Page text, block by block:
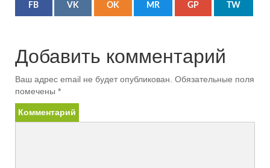
FB VK OK MR GP TW
Добавить комментарий
Ваш адрес email не будет опубликован. Обязательные поля
помечены *
Комментарий